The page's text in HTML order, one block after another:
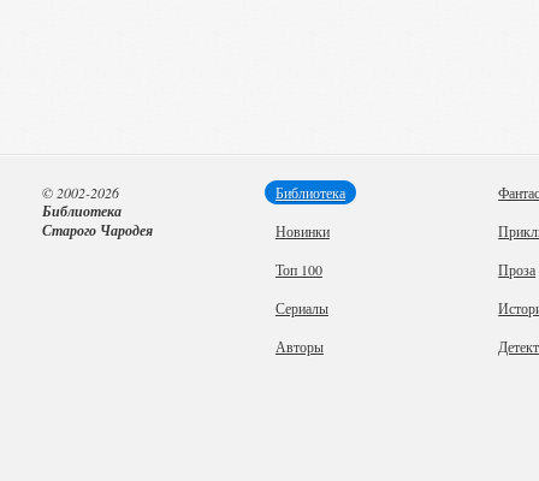
Библиотека
Новинки
Топ 100
Сериалы
Авторы
Проза
© 2002-2026
Библиотека
Старого Чародея